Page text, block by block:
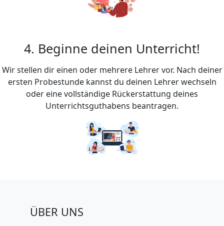
4. Beginne deinen Unterricht!
Wir stellen dir einen oder mehrere Lehrer vor. Nach deiner
ersten Probestunde kannst du deinen Lehrer wechseln
oder eine vollständige Rückerstattung deines
Unterrichtsguthabens beantragen.
ÜBER UNS